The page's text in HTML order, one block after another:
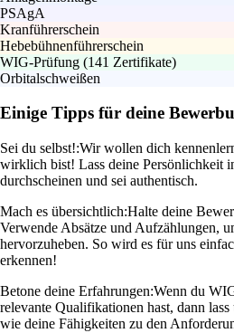
PSAgA
Kranführerschein
Hebebühnenführerschein
WIG-Prüfung (141 Zertifikate)
Orbitalschweißen
Einige Tipps für deine
Sei du selbst!:Wir wollen dich
wirklich bist! Lass deine Persönlichkeit
durchscheinen und sei authentisch.
Mach es übersichtlich:Halte deine
Verwende Absätze und Aufzählungen,
hervorzuheben. So wird es für uns
erkennen!
Betone deine Erfahrungen:Wenn du
relevante Qualifikationen hast, dann
wie deine Fähigkeiten zu den